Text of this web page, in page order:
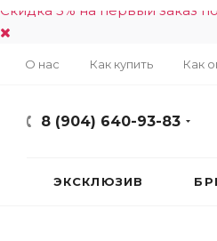
Скидка 5% на первый заказ
О нас Как купить Как
8 (904) 640-93-83
ЭКСКЛЮЗИВ